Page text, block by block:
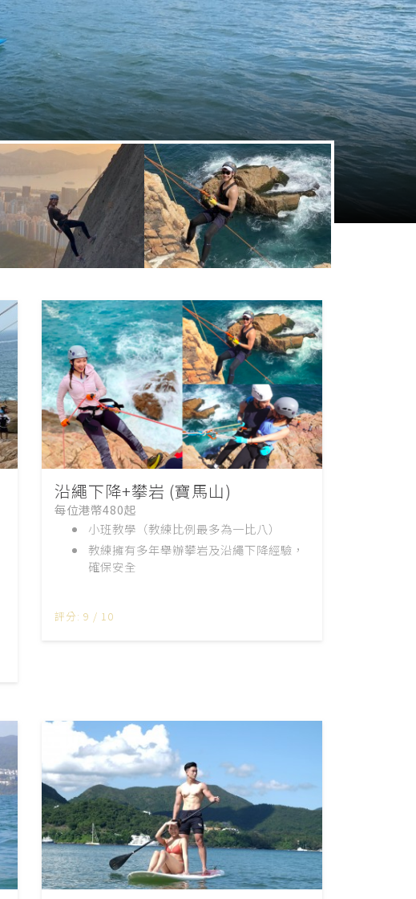
沿繩下降+攀岩 (寶馬山)
每位港幣480起
小班教學（教練比例最多為一比八）
教練擁有多年舉辦攀岩及沿繩下降經驗，
確保安全
評分: 9 / 10